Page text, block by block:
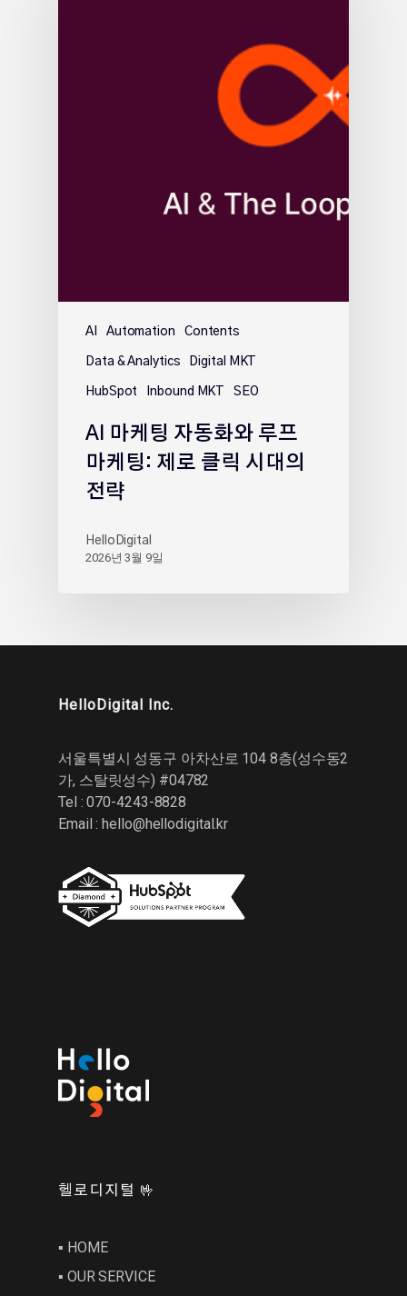
AI Automation Contents
Data & Analytics Digital MKT
HubSpot Inbound MKT SEO
AI 마케팅 자동화와 루프
마케팅: 제로 클릭 시대의
전략
HelloDigital
2026년 3월 9일
HelloDigital Inc.
서울특별시 성동구 아차산로 104 8층(성수동2
가, 스탈릿성수) #04782
Tel : 070-4243-8828
Email :hello@hellodigital.kr
헬로디지털 🤟
▪︎ HOME
▪︎ OUR SERVICE